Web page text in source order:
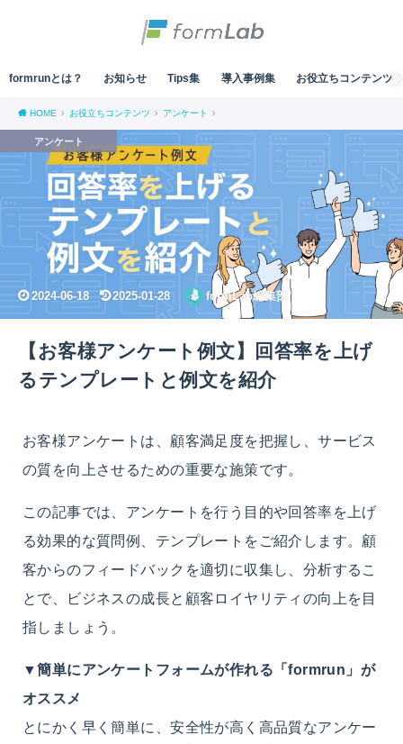
formrunとは？ お知らせ Tips集 導入事例集 お役立ちコンテンツ
HOME お役立ちコンテンツ アンケート
【お客様アンケート例文】回答率を上げ
るテンプレートと例文を紹介
2024-06-18 2025-01-28 formLab編集部
アンケート
お客様アンケートは、顧客満足度を把握し、サービス
の質を向上させるための重要な施策です。
この記事では、アンケートを行う目的や回答率を上げ
る効果的な質問例、テンプレートをご紹介します。顧
客からのフィードバックを適切に収集し、分析するこ
とで、ビジネスの成長と顧客ロイヤリティの向上を目
指しましょう。
▼簡単にアンケートフォームが作れる「formrun」が
オススメ
とにかく早く簡単に、安全性が高く高品質なアンケー